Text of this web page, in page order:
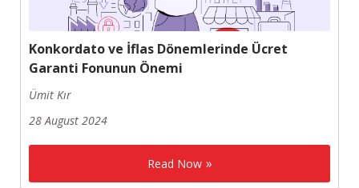
Konkordato ve İflas Dönemlerinde Ücret
Garanti Fonunun Önemi
Ümit Kır
28 August 2024
Read Now